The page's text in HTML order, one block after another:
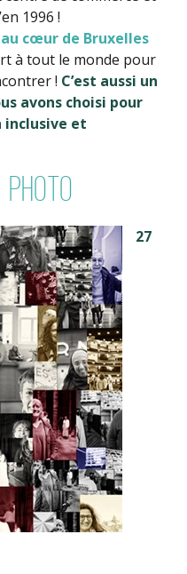
1996 !
cœur de Bruxelles
à tout le monde pour
! C’est aussi un
avons choisi pour
et
27